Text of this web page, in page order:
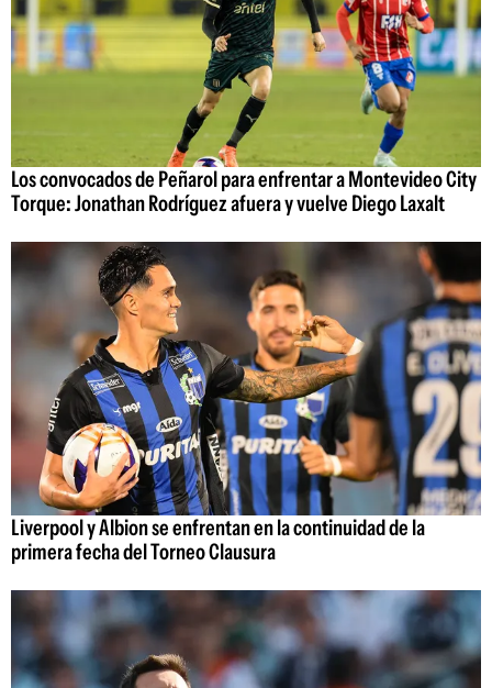
Los convocados de Peñarol para enfrentar a Montevideo City
Torque: Jonathan Rodríguez afuera y vuelve Diego Laxalt
Liverpool y Albion se enfrentan en la continuidad de la
primera fecha del Torneo Clausura